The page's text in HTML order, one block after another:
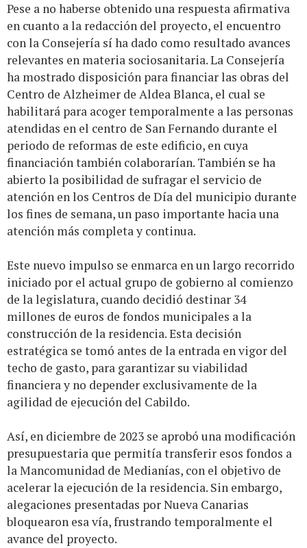
Pese a no haberse obtenido una respuesta afirmativa
en cuanto a la redacción del proyecto, el encuentro
con la Consejería sí ha dado como resultado avances
relevantes en materia sociosanitaria. La Consejería
ha mostrado disposición para financiar las obras del
Centro de Alzheimer de Aldea Blanca, el cual se
habilitará para acoger temporalmente a las personas
atendidas en el centro de San Fernando durante el
periodo de reformas de este edificio, en cuya
financiación también colaborarían. También se ha
abierto la posibilidad de sufragar el servicio de
atención en los Centros de Día del municipio durante
los fines de semana, un paso importante hacia una
atención más completa y continua.
Este nuevo impulso se enmarca en un largo recorrido
iniciado por el actual grupo de gobierno al comienzo
de la legislatura, cuando decidió destinar 34
millones de euros de fondos municipales a la
construcción de la residencia. Esta decisión
estratégica se tomó antes de la entrada en vigor del
techo de gasto, para garantizar su viabilidad
financiera y no depender exclusivamente de la
agilidad de ejecución del Cabildo.
Así, en diciembre de 2023 se aprobó una modificación
presupuestaria que permitía transferir esos fondos a
la Mancomunidad de Medianías, con el objetivo de
acelerar la ejecución de la residencia. Sin embargo,
alegaciones presentadas por Nueva Canarias
bloquearon esa vía, frustrando temporalmente el
avance del proyecto.